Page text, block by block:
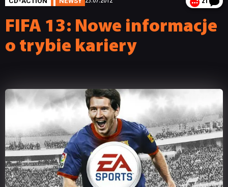
FIFA 13: Nowe informacje
o trybie kariery